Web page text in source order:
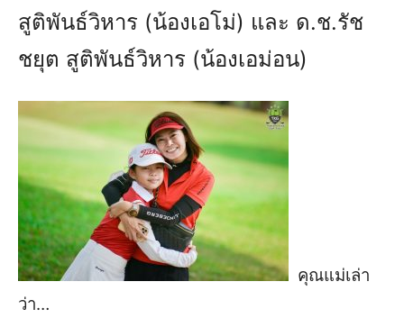
สูติพันธ์วิหาร (น้องเอโม่) และ ด.ช.รัช
ชยุต สูติพันธ์วิหาร (น้องเอม่อน)
คุณแม่เล่า
ว่า…